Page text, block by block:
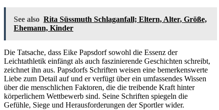
See also Rita Süssmuth Schlaganfall; Eltern, Alter, Größe,
Ehemann, Kinder
Die Tatsache, dass Eike Papsdorf sowohl die Essenz der
Leichtathletik einfängt als auch faszinierende Geschichten schreibt,
zeichnet ihn aus. Papsdorfs Schriften weisen eine bemerkenswerte
Liebe zum Detail auf und er verfügt über ein umfassendes Wissen
über die menschlichen Faktoren, die die treibende Kraft hinter
körperlichem Wettbewerb sind. Seine Schriften spiegeln die
Gefühle, Siege und Herausforderungen der Sportler wider.